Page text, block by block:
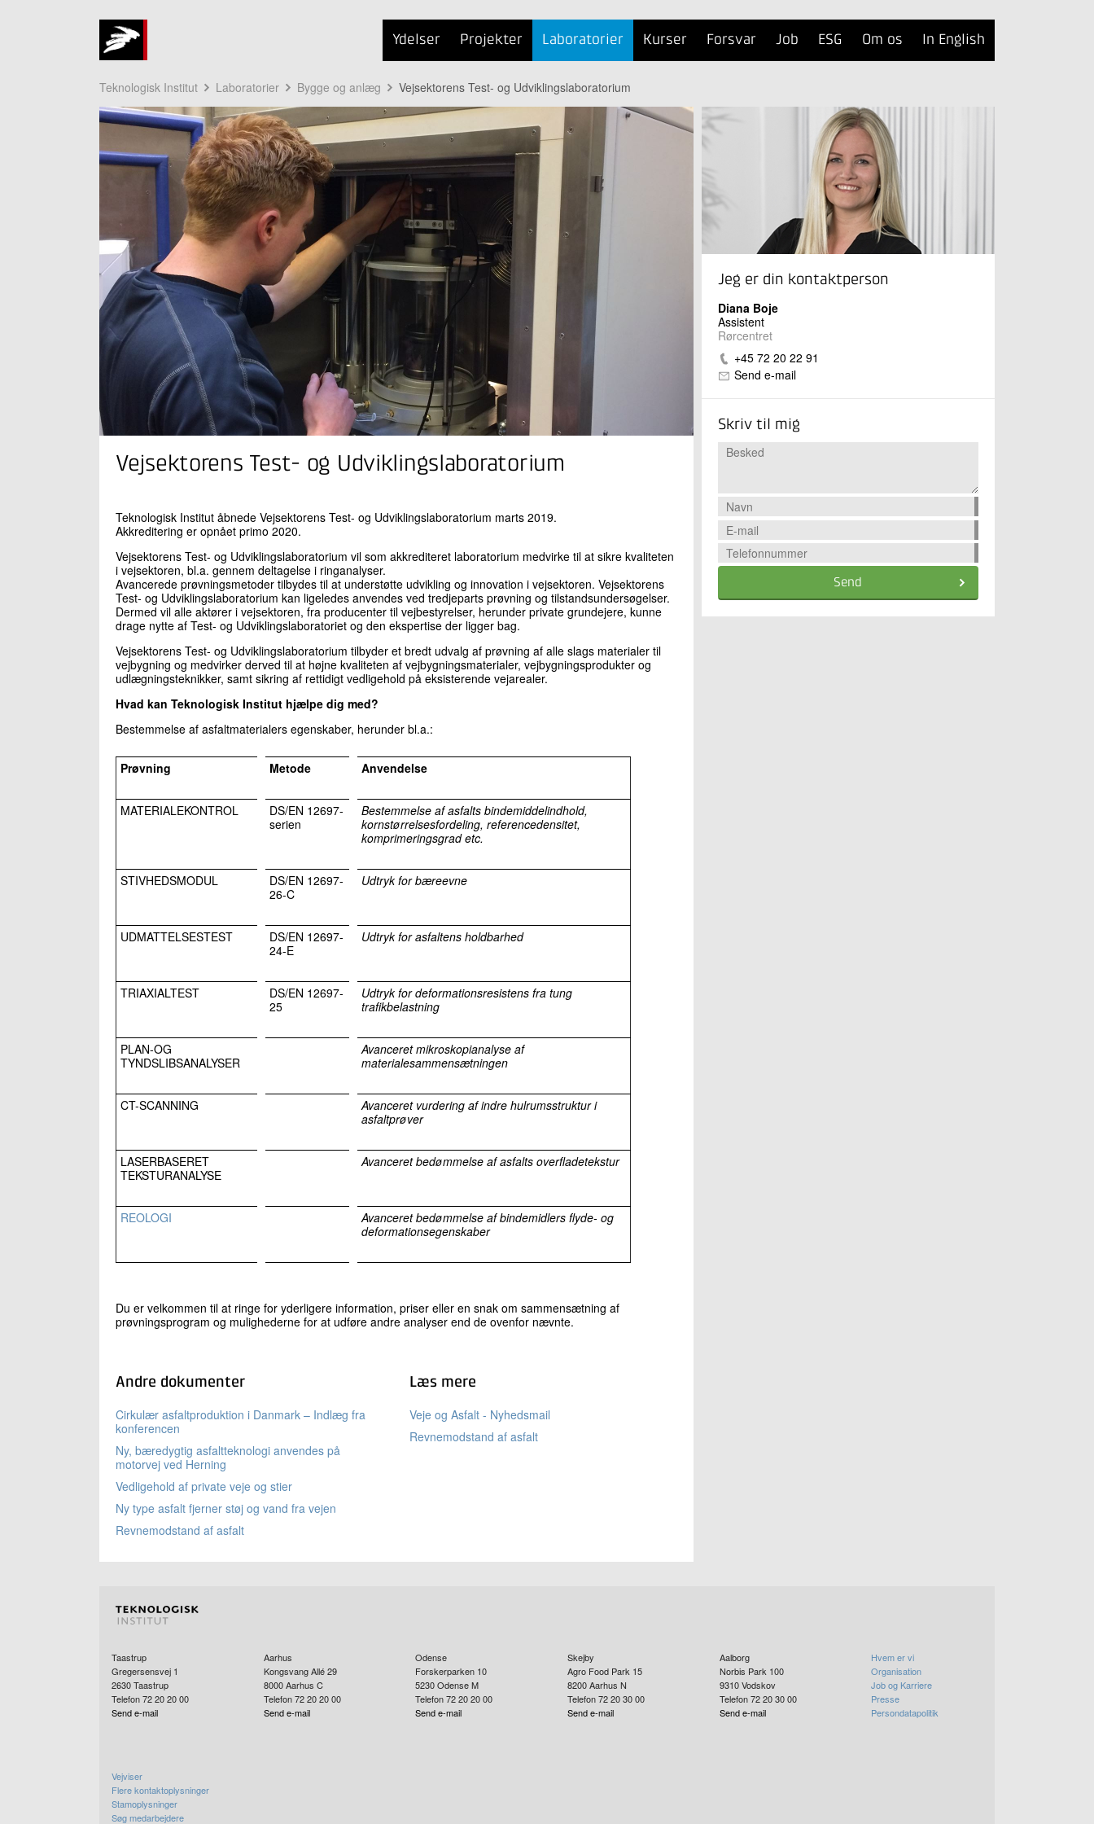
Ydelser Projekter Laboratorier Kurser Forsvar Job ESG Om os In English
Teknologisk Institut Laboratorier Bygge og anlæg Vejsektorens Test- og Udviklingslaboratorium
Vejsektorens Test- og Udviklingslaboratorium
Teknologisk Institut åbnede Vejsektorens Test- og Udviklingslaboratorium marts 2019.
Akkreditering er opnået primo 2020.
Vejsektorens Test- og Udviklingslaboratorium vil som akkrediteret laboratorium medvirke til at sikre kvaliteten
i vejsektoren, bl.a. gennem deltagelse i ringanalyser.
Avancerede prøvningsmetoder tilbydes til at understøtte udvikling og innovation i vejsektoren. Vejsektorens
Test- og Udviklingslaboratorium kan ligeledes anvendes ved tredjeparts prøvning og tilstandsundersøgelser.
Dermed vil alle aktører i vejsektoren, fra producenter til vejbestyrelser, herunder private grundejere, kunne
drage nytte af Test- og Udviklingslaboratoriet og den ekspertise der ligger bag.
Vejsektorens Test- og Udviklingslaboratorium tilbyder et bredt udvalg af prøvning af alle slags materialer til
vejbygning og medvirker derved til at højne kvaliteten af vejbygningsmaterialer, vejbygningsprodukter og
udlægningsteknikker, samt sikring af rettidigt vedligehold på eksisterende vejarealer.
Hvad kan Teknologisk Institut hjælpe dig med?
Bestemmelse af asfaltmaterialers egenskaber, herunder bl.a.:
Prøvning Metode Anvendelse
MATERIALEKONTROL
DS/EN 12697-
serien
Bestemmelse af asfalts bindemiddelindhold,
kornstørrelsesfordeling, referencedensitet,
komprimeringsgrad etc.
STIVHEDSMODUL
DS/EN 12697-
26-C
Udtryk for bæreevne
UDMATTELSESTEST
DS/EN 12697-
24-E
Udtryk for asfaltens holdbarhed
TRIAXIALTEST
DS/EN 12697-
25
Udtryk for deformationsresistens fra tung
trafikbelastning
PLAN-OG
TYNDSLIBSANALYSER
Avanceret mikroskopianalyse af
materialesammensætningen
CT-SCANNING
Avanceret vurdering af indre hulrumsstruktur i
asfaltprøver
LASERBASERET
TEKSTURANALYSE
Avanceret bedømmelse af asfalts overfladetekstur
REOLOGI
Avanceret bedømmelse af bindemidlers flyde- og
deformationsegenskaber
Du er velkommen til at ringe for yderligere information, priser eller en snak om sammensætning af
prøvningsprogram og mulighederne for at udføre andre analyser end de ovenfor nævnte.
Andre dokumenter
Cirkulær asfaltproduktion i Danmark – Indlæg fra
konferencen
Ny, bæredygtig asfaltteknologi anvendes på
motorvej ved Herning
Vedligehold af private veje og stier
Ny type asfalt fjerner støj og vand fra vejen
Revnemodstand af asfalt
Læs mere
Veje og Asfalt - Nyhedsmail
Revnemodstand af asfalt
Jeg er din kontaktperson
Diana Boje
Assistent
Rørcentret
+45 72 20 22 91
Send e-mail
Skriv til mig
Send
Taastrup
Gregersensvej 1
2630Taastrup
Telefon 72 20 20 00
Send e-mail
Aarhus
Kongsvang Allé 29
8000 Aarhus C
Telefon 72 20 20 00
Send e-mail
Odense
Forskerparken 10
5230 Odense M
Telefon 72 20 20 00
Send e-mail
Skejby
Agro Food Park 15
8200Aarhus N
Telefon 72 20 30 00
Send e-mail
Aalborg
Norbis Park 100
9310 Vodskov
Telefon 72 20 30 00
Send e-mail
Hvem er vi
Organisation
Job og Karriere
Presse
Persondatapolitik
Vejviser
Flere kontaktoplysninger
Stamoplysninger
Søg medarbejdere